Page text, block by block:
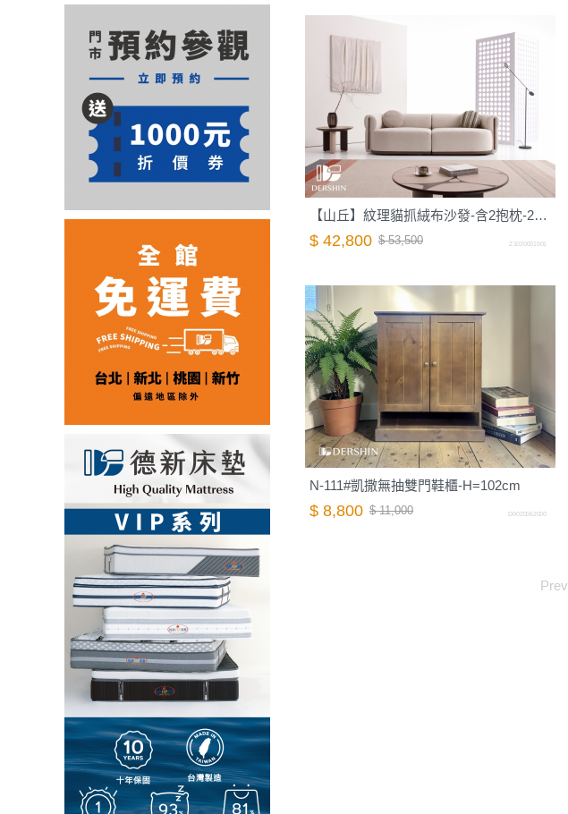
【山丘】紋理貓抓絨布沙發-含2抱枕-240cm-大麥白｜德新家具
$ 42,800 $ 53,500 Z1020001001
N-111#凱撒無抽雙門鞋櫃-H=102cm
$ 8,800 $ 11,000 D0020062000
Prev